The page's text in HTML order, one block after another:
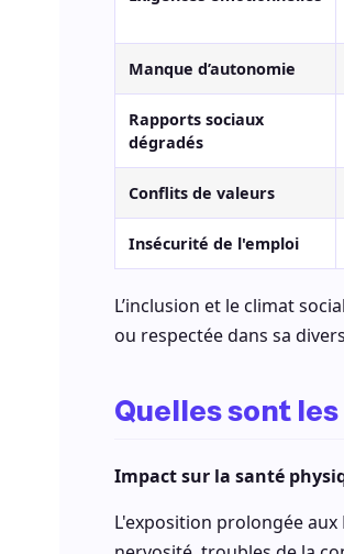
Manque d’autonomie
Rapports sociaux
dégradés
Conflits de valeurs
Insécurité de l'emploi
L’inclusion et le climat
ou respectée dans sa
Quelles sont les
Impact sur la santé
L'exposition prolongée